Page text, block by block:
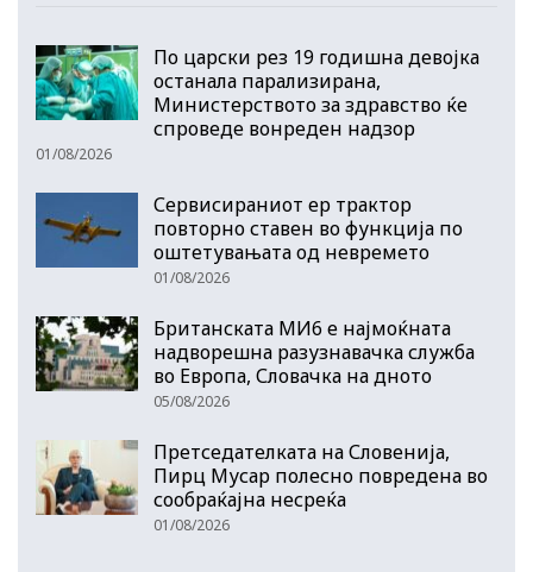
По царски рез 19 годишна девојка
останала парализирана,
Министерството за здравство ќе
спроведе вонреден надзор
01/08/2026
Сервисираниот ер трактор
повторно ставен во функција по
оштетувањата од невремето
01/08/2026
Британската МИ6 е најмоќната
надворешна разузнавачка служба
во Европа, Словачка на дното
05/08/2026
Претседателката на Словенија,
Пирц Мусар полесно повредена во
сообраќајна несреќа
01/08/2026